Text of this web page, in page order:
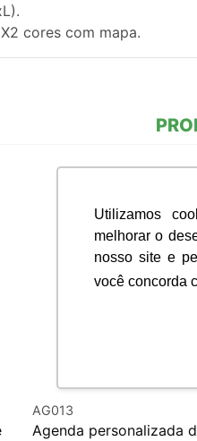
Utilizamos
melhorar o
nosso site e
você concorda
cores com mapa.
AG013
Agenda personalizada